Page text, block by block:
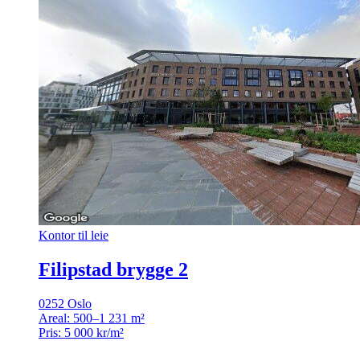
Kontor til leie
Filipstad brygge 2
0252 Oslo
Areal: 500–1 231 m²
Pris: 5 000 kr/m²